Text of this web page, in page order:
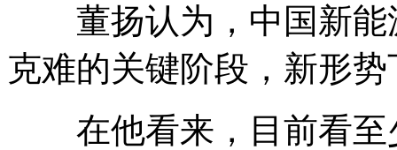
董扬认为，中国新能
克难的关键阶段，新形
在他看来，目前看至